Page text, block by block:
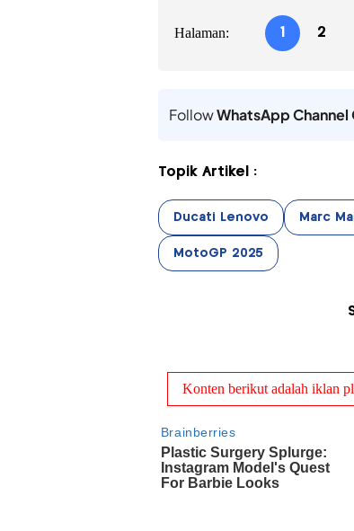
Halaman: 1 2
FollowWhatsApp Channel
Topik Artikel :
Ducati Lenovo Marc
MotoGP 2025